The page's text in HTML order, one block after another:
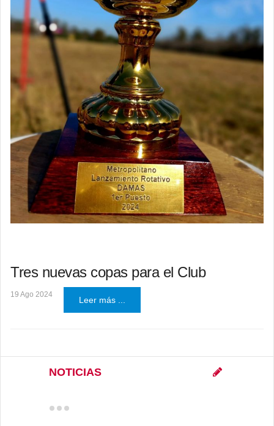
Tres nuevas copas para el Club
19 Ago 2024
Leer más ...
NOTICIAS